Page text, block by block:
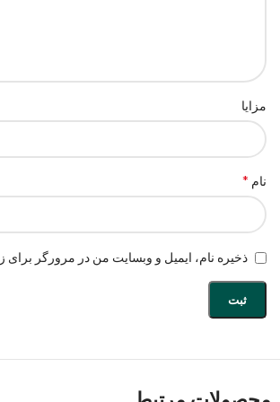
مزایا
نام *
ذخیره نام، ایمیل و وبسایت من در مرورگر برای